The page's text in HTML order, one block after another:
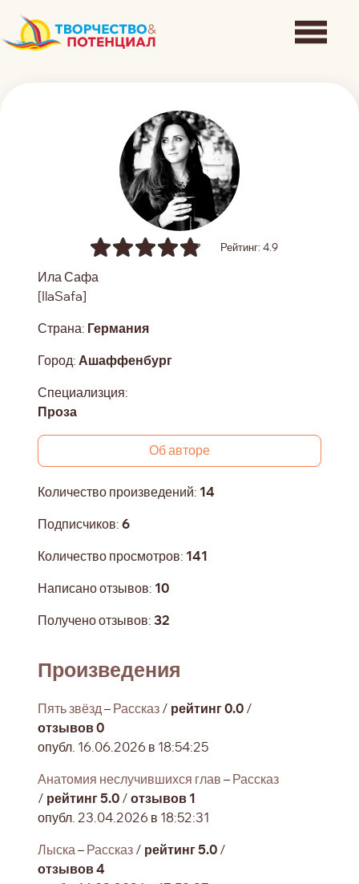
Рейтинг: 4.9
Ила Сафа
[IlaSafa]
Страна: Германия
Город: Ашаффенбург
Специализция:
Проза
Об авторе
Количество произведений: 14
Подписчиков: 6
Количество просмотров: 141
Написано отзывов: 10
Получено отзывов: 32
Произведения
Пять звёзд – Рассказ / рейтинг 0.0 /
отзывов 0
опубл. 16.06.2026 в 18:54:25
Анатомия неслучившихся глав – Рассказ
/ рейтинг 5.0 / отзывов 1
опубл. 23.04.2026 в 18:52:31
Лыска – Рассказ / рейтинг 5.0 /
отзывов 4